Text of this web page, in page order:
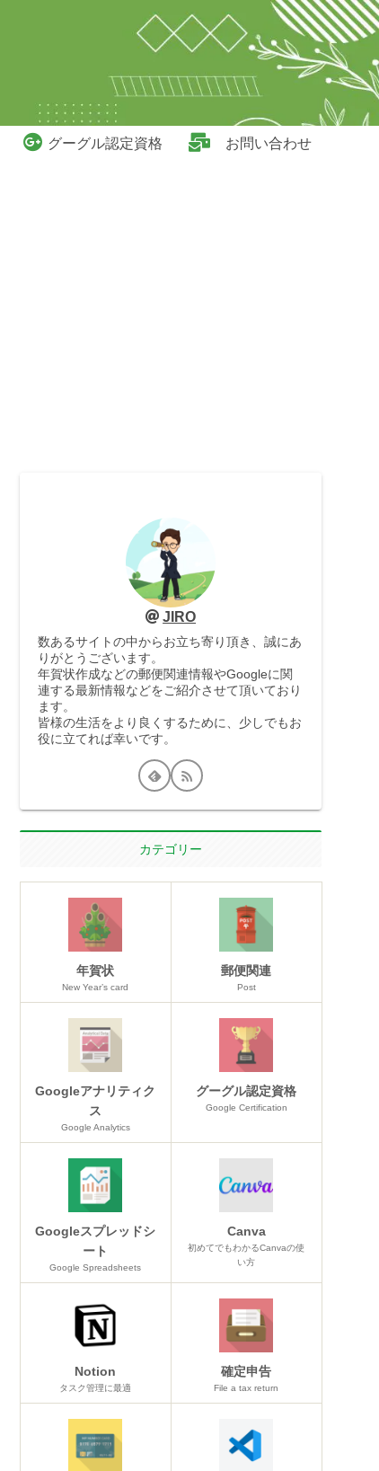
グーグル認定資格 お問い合わせ
JIRO
数あるサイトの中からお立ち寄り頂き、誠にあ
りがとうございます。
年賀状作成などの郵便関連情報やGoogleに関
連する最新情報などをご紹介させて頂いており
ます。
皆様の生活をより良くするために、少しでもお
役に立てれば幸いです。
カテゴリー
年賀状
New Year’s card
郵便関連
Post
Googleアナリティク
ス
Google Analytics
グーグル認定資格
Google Certification
Googleスプレッドシ
ート
Google Spreadsheets
Canva
初めてでもわかるCanvaの使
い方
Notion
タスク管理に最適
確定申告
File a tax return